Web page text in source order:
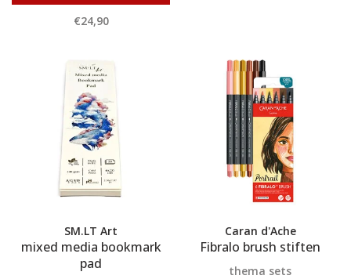
€24,90
SM.LT Art
mixed media bookmark
pad
Caran d'Ache
Fibralo brush stiften
thema sets